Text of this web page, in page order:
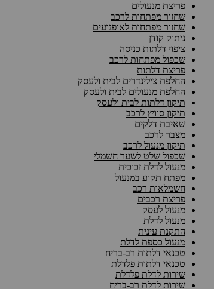
פריצת מנעולים
שחזור מפתחות לרכב
שחזור מפתחות לאופנועים
ניתוק קודן
ציפוי דלתות כניסה
שכפול מפתחות לרכב
פריצת דלתות
החלפת צילינדרים לבית ולעסק
החלפת מנעולים לבית ולעסק
תיקון דלתות לבית ולעסק
תיקון סוויץ לרכב
שאיבת דלקים
מצבר לרכב
תיקון מנעול לרכב
שכפול שלט לשער חשמלי
מנעול לדלת זכוכית
מפתח תקוע במנעול
חשמלאות רכב
פריצת רכבים
מנעול לעסק
מנעול לדלת
התקנת עינית
מנעול כספת לדלת
טכנאי דלתות רב-בריח
טכנאי דלתות פלדלת
שירות לדלת פלדלת
שירות לדלת רב-בריח